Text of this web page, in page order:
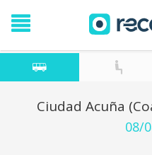
Ciudad Acuña
08/